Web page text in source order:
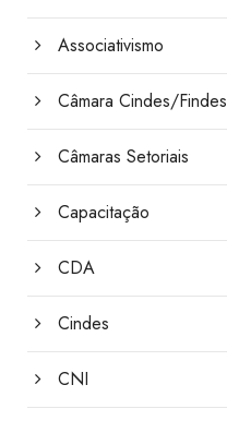
Associativismo
Câmara Cindes/Findes
Câmaras Setoriais
Capacitação
CDA
Cindes
CNI